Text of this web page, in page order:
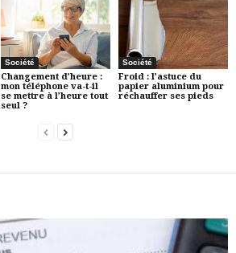
Société
Changement d’heure :
mon téléphone va-t-il
se mettre à l’heure tout
seul ?
Société
Froid : l’astuce du
papier aluminium pour
réchauffer ses pieds